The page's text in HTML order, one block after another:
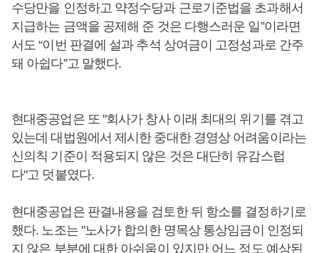
수당만을 인정하고 약정수당과 근로기준법을 초과해서
지급하는 금액을 공제해 준 것은 다행스러운 일”이라면
서도 “이번 판결에 설과 추석 상여금이 고정성과로 간주
돼 아쉽다”고 말했다.
현대중공업은 또 "회사가 창사 이래 최대의 위기를 겪고
있는데 대법원에서 제시한 중대한 경영상 어려움이라는
신의칙 기준이 적용되지 않은 것은 대단히 유감스럽
다"고 덧붙였다.
현대중공업은 판결내용을 검토한 뒤 항소를 결정하기로
했다. 노조는 "노사가 합의한 명목상 통상임금이 인정되
지 않은 부분에 대한 아쉬움이 있지만 어느 정도 예상된